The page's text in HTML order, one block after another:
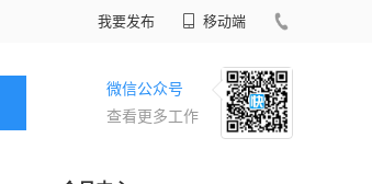
我要发布 移动端
微信公众号
查看更多工作